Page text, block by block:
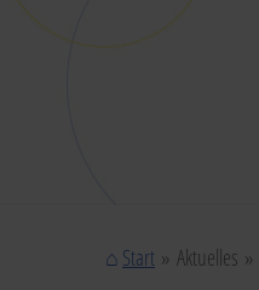
Start Aktuelles